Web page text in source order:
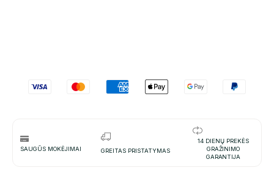
SAUGŪS MOKĖJIMAI GREITAS PRISTATYMAS
14 DIENŲ PREKĖS
GRAŽINIMO
GARANTIJA